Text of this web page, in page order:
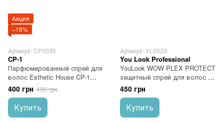
Акция
−18%
Артикул: CP0035
CP-1
Парфюмированный спрей для
волос Esthetic House CP-1
Revitalizing Hair Mist. Mystic
Violet 100 мл
400 грн 490 грн
Купить
Артикул: YL0023
You Look Professional
YouLook WOW PLEX PROTECT
защитный спрей для волос с
маслом Марулы, Баобаба,
экстракт Ромашки 200 мл
450 грн
Купить